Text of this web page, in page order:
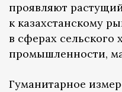
проявляют
к казахстанскому
в сферах сельского
промышленности,
Гуманитарное